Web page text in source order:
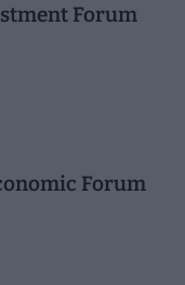
Forum
Forum